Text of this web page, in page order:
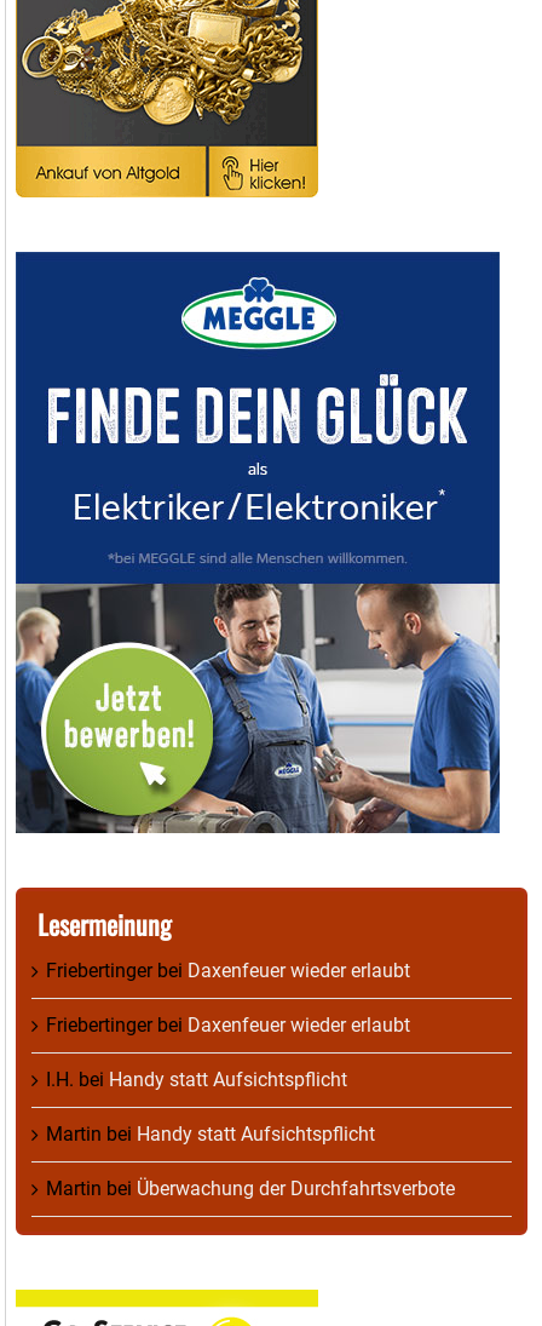
Lesermeinung
Friebertingerbei Daxenfeuer wieder erlaubt
Friebertingerbei Daxenfeuer wieder erlaubt
I.H. bei Handy statt Aufsichtspflicht
Martin bei Handy statt Aufsichtspflicht
Martin bei Überwachung der Durchfahrtsverbote